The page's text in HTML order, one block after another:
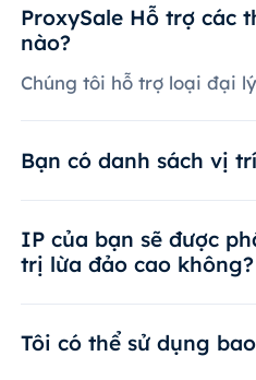
ProxySale Hỗ trợ các
nào?
Chúng tôi hỗ trợ loại đại
Bạn có danh sách vị
IP của bạn sẽ được
trị lừa đảo cao không?
Tôi có thể sử dụng